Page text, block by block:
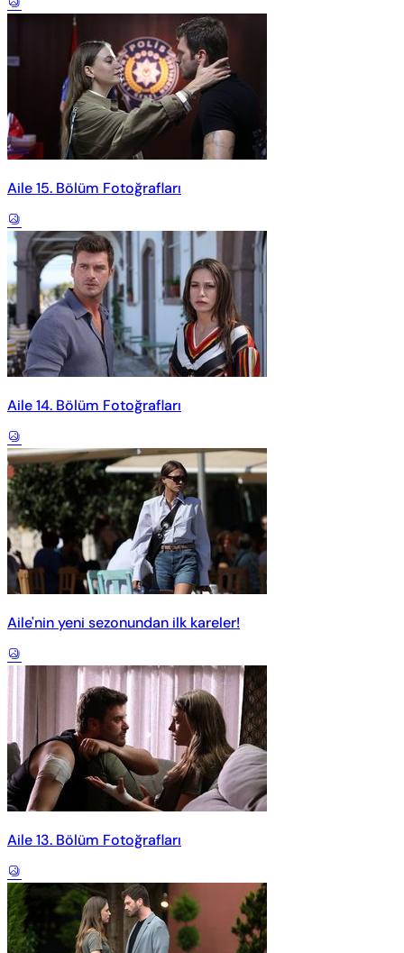
Aile 15. Bölüm Fotoğrafları
Aile 14. Bölüm Fotoğrafları
Aile'nin yeni sezonundan ilk kareler!
Aile 13. Bölüm Fotoğrafları